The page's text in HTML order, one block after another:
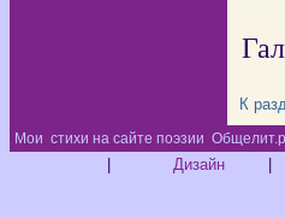
К
Мои стихи на сайте поэзии
Дизайн